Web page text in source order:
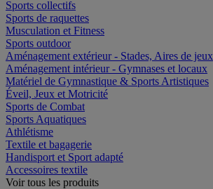
Sports collectifs
Sports de raquettes
Musculation et Fitness
Sports outdoor
Aménagement extérieur - Stades, Aires de jeux
Aménagement intérieur - Gymnases et locaux
Matériel de Gymnastique & Sports Artistiques
Éveil, Jeux et Motricité
Sports de Combat
Sports Aquatiques
Athlétisme
Textile et bagagerie
Handisport et Sport adapté
Accessoires textile
Voir tous les produits